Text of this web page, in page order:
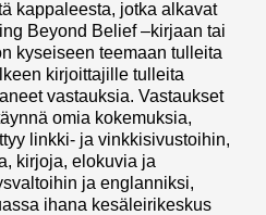
kappaleesta, jotka alkavat
Beyond Belief –kirjaan tai
kyseiseen teemaan tulleita
kirjoittajille tulleita
vastauksia. Vastaukset
omia kokemuksia,
linkki- ja vinkkisivustoihin,
kirjoja, elokuvia ja
ja englanniksi,
ihana kesäleirikeskus